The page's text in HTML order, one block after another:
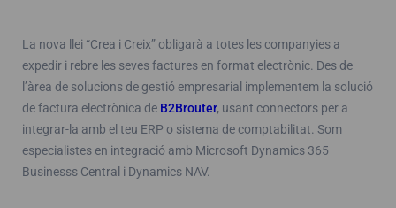
La nova llei “Crea i Creix” obligarà a totes les companyies a
expedir i rebre les seves factures en format electrònic. Des de
l’àrea de solucions de gestió empresarial implementem la solució
de factura electrònica de B2Brouter, usant connectors per a
integrar-la amb el teu ERP o sistema de comptabilitat. Som
especialistes en integració amb Microsoft Dynamics 365
Businesss Central i Dynamics NAV.